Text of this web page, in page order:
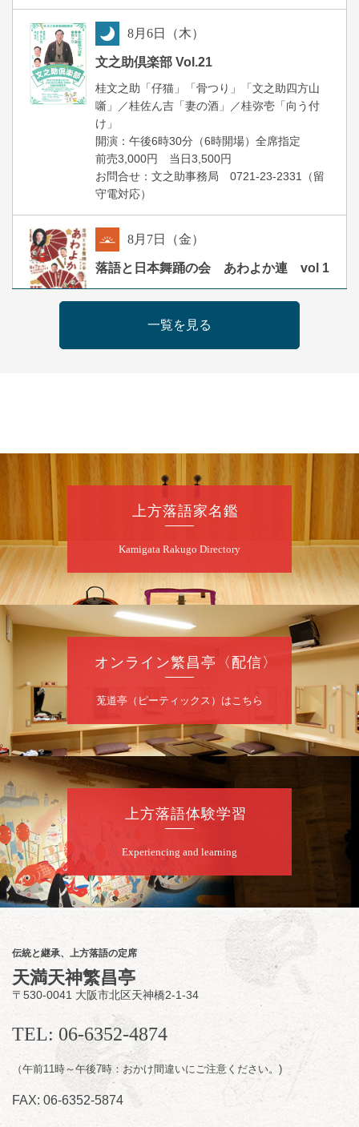
8月6日（木）
文之助倶楽部 Vol.21
桂文之助「仔猫」「骨つり」「文之助四方山
噺」／桂佐ん吉「妻の酒」／桂弥壱「向う付
け」
開演：午後6時30分（6時開場）全席指定
前売3,000円 当日3,500円
お問合せ：文之助事務局 0721-23-2331（留
守電対応）
8月 7日（金）
落語と日本舞踊の会 あわよか連 vol 1
開演：午前10時（9時30分開場）
前売2,500円 当日3,000円
桂二豆／露の瑞／桂きん太郎／いわみせいじ
（似顔絵）／笑福亭笑利／桂文太～仲入～露
の眞／笑福亭仁福／幸助福助（漫才）／桂春
★菟道亭 配信あり
8月7日（金）
噺家が落語と芝居をしてみる会
桂米之助／桂団治郎／桂弥太郎／桂米舞／是
開演：午後6時30分（6時開場）全席指定
お問合せ：米朝事務所 06-6365-8281（平日
10時～18時）
★菟道亭配信あり
入はこちらをクリック
8月8日（土）
第2回 智之介・力造 二人会
笑福亭智之介「昭和任侠伝」「天王寺詣り」
／桂力造「桃太郎」「本膳」／桂二豆「開口
開演：午前10時（9時30分 開場
）
前売2,000円 当日 2,500円
お問合せ：智之介・力造 二人会事務局 090-
7762-6268
一覧を見る
上方落語家名鑑
Kamigata Rakugo Directory
オンライン繁昌亭〈配信〉
莵道亭（ピーティックス）はこちら
上方落語体験学習
Experiencing and learning
伝統と継承、上方落語の定席
天満天神繁昌亭
〒530-0041 大阪市北区天神橋2-1-34
TEL: 06-6352-4874
（午前11時～午後7時：おかけ間違いにご注意ください。)
FAX: 06-6352-5874